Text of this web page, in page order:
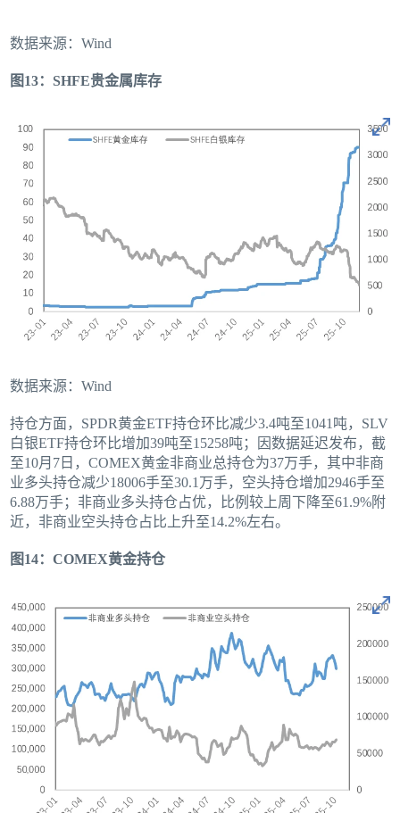
数据来源：Wind
图13：SHFE贵金属库存
数据来源：Wind
持仓方面，SPDR黄金ETF持仓环比减少3.4吨至1041吨，SLV
白银ETF持仓环比增加39吨至15258吨；因数据延迟发布，截
至10月7日，COMEX黄金非商业总持仓为37万手，其中非商
业多头持仓减少18006手至30.1万手，空头持仓增加2946手至
6.88万手；非商业多头持仓占优，比例较上周下降至61.9%附
近，非商业空头持仓占比上升至14.2%左右。
图14：COMEX黄金持仓